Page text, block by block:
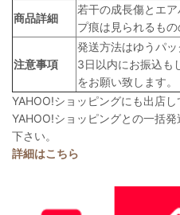
商品詳細
若干の成長傷とエ
プ痕は見られるもの
注意事項
発送方法はゆうパッ
3日以内にお振込も
をお願い致します。
YAHOO!ショッピングにも出店し
YAHOO!ショッピングとの一括
下さい。
詳細はこちら